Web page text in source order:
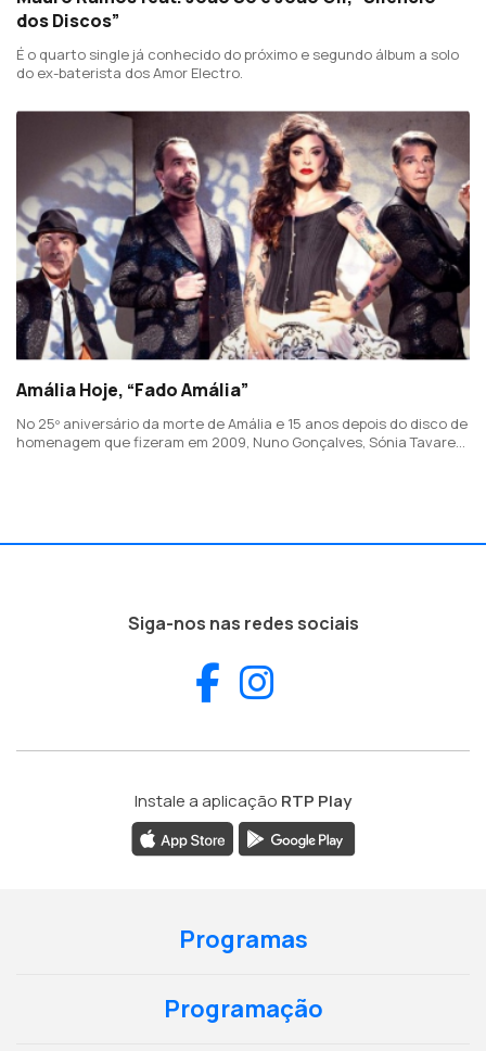
dos Discos”
É o quarto single já conhecido do próximo e segundo álbum a solo
do ex-baterista dos Amor Electro.
Amália Hoje, “Fado Amália”
No 25º aniversário da morte de Amália e 15 anos depois do disco de
homenagem que fizeram em 2009, Nuno Gonçalves, Sónia Tavares,
Siga-nos nas redes sociais
Facebook
Instale a aplicação RTP Play
Programas
Programação